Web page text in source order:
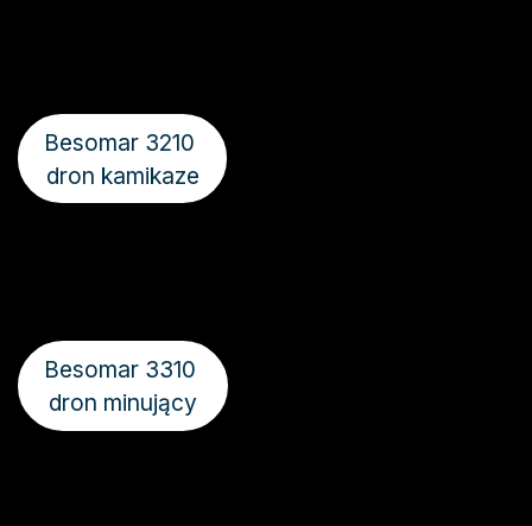
Besomar 3210
dron kamikaze
Besomar 3310
dron minujący